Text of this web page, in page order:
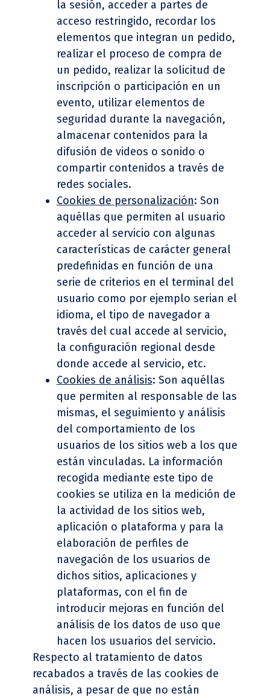
la sesión, acceder a partes de
acceso restringido, recordar los
elementos que integran un pedido,
realizar el proceso de compra de
un pedido, realizar la solicitud de
inscripción o participación en un
evento, utilizar elementos de
seguridad durante la navegación,
almacenar contenidos para la
difusión de videos o sonido o
compartir contenidos a través de
redes sociales.
Cookies de personalización: Son
aquéllas que permiten al usuario
acceder al servicio con algunas
características de carácter general
predefinidas en función de una
serie de criterios en el terminal del
usuario como por ejemplo serian el
idioma, el tipo de navegador a
través del cual accede al servicio,
la configuración regional desde
donde accede al servicio, etc.
Cookies de análisis: Son aquéllas
que permiten al responsable de las
mismas, el seguimiento y análisis
del comportamiento de los
usuarios de los sitios web a los que
están vinculadas. La información
recogida mediante este tipo de
cookies se utiliza en la medición de
la actividad de los sitios web,
aplicación o plataforma y para la
elaboración de perfiles de
navegación de los usuarios de
dichos sitios, aplicaciones y
plataformas, con el fin de
introducir mejoras en función del
análisis de los datos de uso que
hacen los usuarios del servicio.
Respecto al tratamiento de datos
recabados a través de las cookies de
análisis, a pesar de que no están